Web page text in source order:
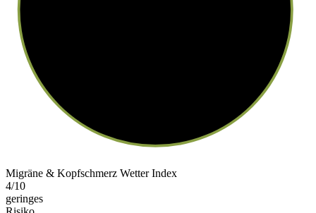
Migräne & Kopfschmerz Wetter Index
4/10
geringes